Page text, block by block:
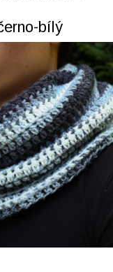
bílý